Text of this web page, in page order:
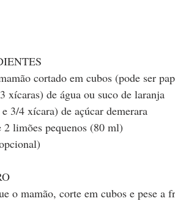
cortado em cubos (pode ser
xícaras) de água ou suco de laranja
3/4 xícara) de açúcar demerara
2 limões pequenos (80 ml)
o mamão, corte em cubos e pese